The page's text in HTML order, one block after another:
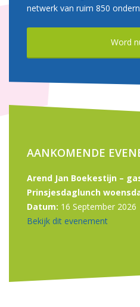
netwerk van ruim 850
Word
AANKOMENDE
Arend Jan Boekestijn –
Prinsjesdaglunch
Datum: 16 September 2026
Bekijk dit evenement